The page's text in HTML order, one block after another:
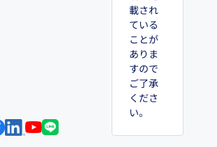
載され
ている
ことが
ありま
すので
ご了承
くださ
い。